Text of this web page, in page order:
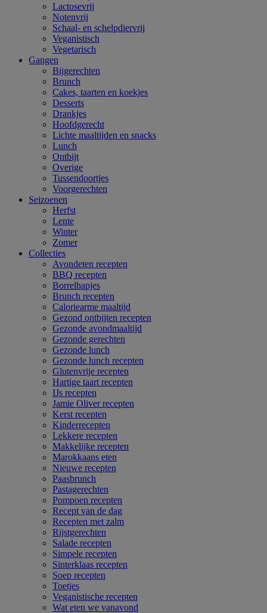
Lactosevrij
Notenvrij
Schaal- en schelpdiervrij
Veganistisch
Vegetarisch
Gangen
Bijgerechten
Brunch
Cakes, taarten en koekjes
Desserts
Drankjes
Hoofdgerecht
Lichte maaltijden en snacks
Lunch
Ontbijt
Overige
Tussendoortjes
Voorgerechten
Seizoenen
Herfst
Lente
Winter
Zomer
Collecties
Avondeten recepten
BBQ recepten
Borrelhapjes
Brunch recepten
Caloriearme maaltijd
Gezond ontbijten recepten
Gezonde avondmaaltijd
Gezonde gerechten
Gezonde lunch
Gezonde lunch recepten
Glutenvrije recepten
Hartige taart recepten
IJs recepten
Jamie Oliver recepten
Kerst recepten
Kinderrecepten
Lekkere recepten
Makkelijke recepten
Marokkaans eten
Nieuwe recepten
Paasbrunch
Pastagerechten
Pompoen recepten
Recept van de dag
Recepten met zalm
Rijstgerechten
Salade recepten
Simpele recepten
Sinterklaas recepten
Soep recepten
Toetjes
Veganistische recepten
Wat eten we vanavond